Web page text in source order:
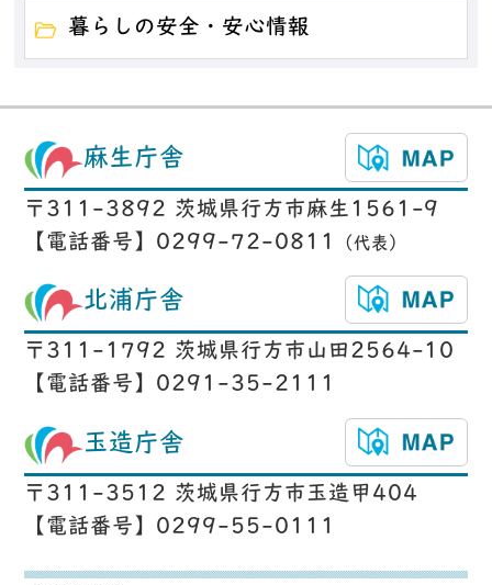
暮らしの安全・安心情報
麻生庁舎
〒311-3892 茨城県行方市麻生1561-9
【電話番号】0299-72-0811
（代表）
北浦庁舎
〒311-1792 茨城県行方市山田2564-10
【電話番号】0291-35-2111
玉造庁舎
〒311-3512 茨城県行方市玉造甲404
【電話番号】0299-55-0111